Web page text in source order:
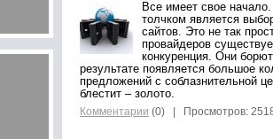
Все имеет свое
толчком является
сайтов. Это не так
провайдеров
конкуренция. Они
результате появляется большое
предложений с соблазнительной
блестит – золото.
Комментарии (0) | Просмотров: